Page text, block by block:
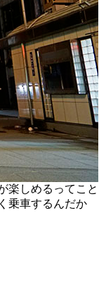
楽しめるってこと
乗車するんだか